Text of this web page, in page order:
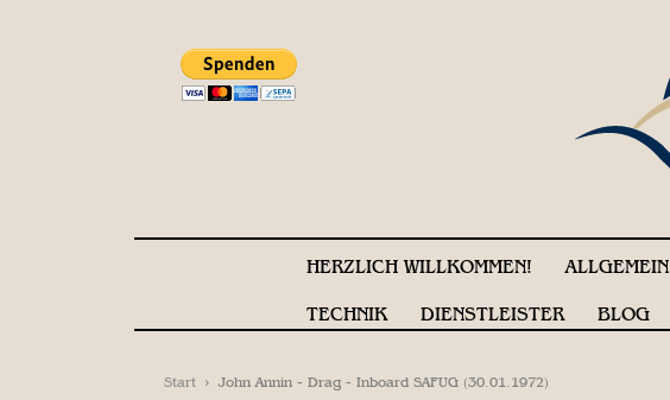
HERZLICH WILLKOMMEN! ALLGEMEIN
TECHNIK DIENSTLEISTER BLOG
Start John Annin - Drag - Inboard SAFUG (30.01.1972)